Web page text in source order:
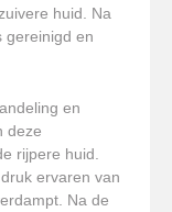
huid. Na
gereinigd en
en
deze
rijpere huid.
ervaren van
Na de